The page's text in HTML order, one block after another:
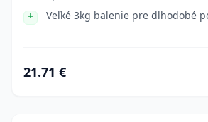
Veľké 3kg balenie pre dlhodobé
21.71 €